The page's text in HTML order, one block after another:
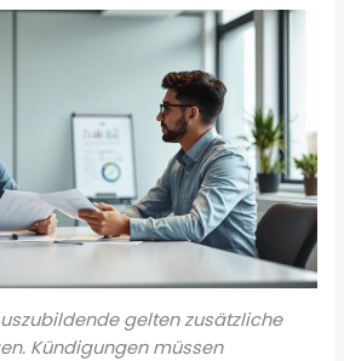
gelten zusätzliche
Kündigungen müssen